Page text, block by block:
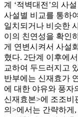
계 ‘적벽대전’의 사
사설별 비교를 통하
일치되거나 비슷한
이의 친연성을 확인
게 연변시켜서 사설
혔다. 2단계 이후에
교하여 두드러지고
반부에는 신재효가
에 대한 야유와 풍자
신재효본>에 조조비
의>에서는 간략하게